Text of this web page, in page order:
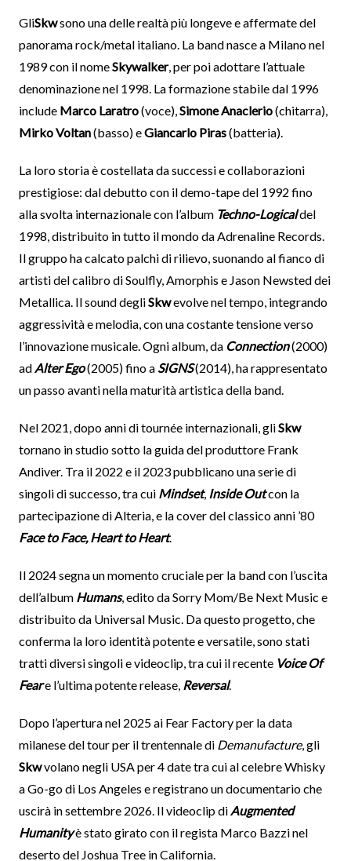
GliSkwsono una delle realtà più longeve e affermate del
panorama rock/metal italiano. La band nasce a Milano nel
1989 con il nomeSkywalker, per poi adottare l’attuale
denominazione nel 1998. La formazione stabile dal 1996
include Marco Laratro(voce),Simone Anaclerio(chitarra),
Mirko Voltan(basso) eGiancarlo Piras(batteria).
La loro storia è costellata da successi e collaborazioni
prestigiose: dal debutto con il demo-tape del 1992 fino
alla svolta internazionale con l’album Techno-Logicaldel
1998, distribuito in tutto il mondo da Adrenaline Records.
Il gruppo ha calcato palchi di rilievo, suonando al fianco di
artisti del calibro di Soulfly, Amorphis e Jason Newsted dei
Metallica. Il sound degliSkwevolve nel tempo, integrando
aggressività e melodia, con una costante tensione verso
l’innovazione musicale. Ogni album, da Connection(2000)
adAlter Ego(2005) fino a SIGNS(2014), ha rappresentato
un passo avanti nella maturità artistica della band.
Nel 2021, dopo anni di tournée internazionali, gliSkw
tornano in studio sotto la guida del produttore Frank
Andiver. Tra il 2022 e il 2023 pubblicano una serie di
singoli di successo, tra cui Mindset, Inside Outcon la
partecipazione di Alteria, e la cover del classico anni ’80
Face to Face, Heart to Heart.
Il 2024 segna un momento cruciale per la band con l’uscita
dell’album Humans, edito da Sorry Mom/Be Next Music e
distribuito da Universal Music. Da questo progetto, che
conferma la loro identità potente e versatile, sono stati
tratti diversi singoli e videoclip, tra cui il recente Voice Of
Feare l’ultima potente release, Reversal.
Dopo l’apertura nel 2025 ai Fear Factory per la data
milanese del tour per il trentennale diDemanufacture, gli
Skwvolano negli USA per 4 date tra cui al celebre Whisky
a Go-go di Los Angeles e registrano un documentario che
uscirà in settembre 2026. Il videoclip diAugmented
Humanityè stato girato con il regista Marco Bazzi nel
deserto del Joshua Tree in California.